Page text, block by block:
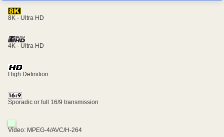
8K - Ultra HD
4K - Ultra HD
High Definition
Sporadic or full 16/9 transmission
Video: MPEG-4/AVC/H-264